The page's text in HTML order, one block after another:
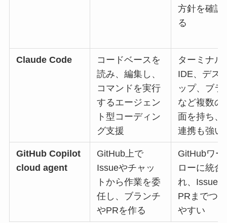
方針を確認
る
Claude Code
コードベースを
読み、編集し、
コマンドを実行
するエージェン
ト型コーディン
グ支援
ターミナル
IDE、デス
ップ、ブラ
など複数の
面を持ち、
連携も強い
GitHub Copilot
cloud agent
GitHub上で
Issueやチャッ
トから作業を委
任し、ブランチ
やPRを作る
GitHubワー
ローに統合
れ、Issue
PRまでつ
やすい